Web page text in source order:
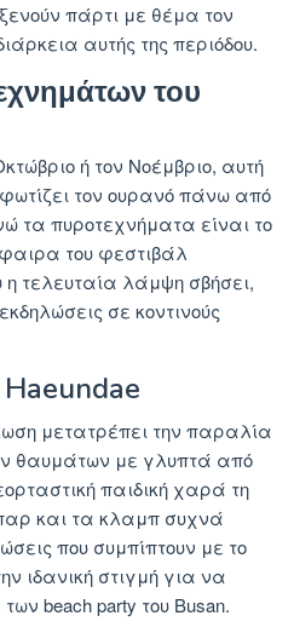
πάρτι με θέμα τον
αυτής της περιόδου.
του
ή τον Νοέμβριο, αυτή
τον ουρανό πάνω από
τα πυροτεχνήματα είναι το
του φεστιβάλ
τελευταία λάμψη σβήσει,
σε κοντινούς
μετατρέπει την παραλία
θαυμάτων με γλυπτά από
παιδική χαρά τη
και τα κλαμπ συχνά
που συμπίπτουν με το
ιδανική στιγμή για να
beach party του Busan.